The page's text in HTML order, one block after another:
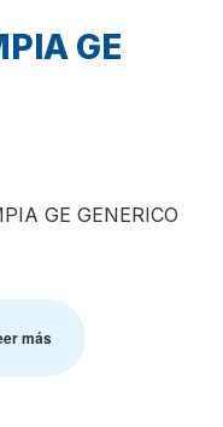
GE
GE GENERICO
más